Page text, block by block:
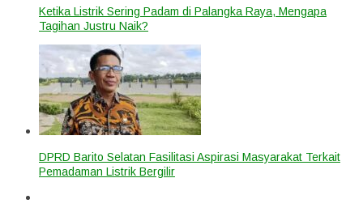
Ketika Listrik Sering Padam di Palangka Raya, Mengapa
Tagihan Justru Naik?
DPRD Barito Selatan Fasilitasi Aspirasi Masyarakat Terkait
Pemadaman Listrik Bergilir